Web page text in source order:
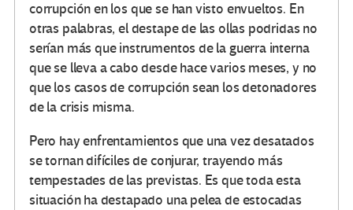
corrupción en los que se han visto envueltos. En
otras palabras, el destape de las ollas podridas no
serían más que instrumentos de la guerra interna
que se lleva a cabo desde hace varios meses, y no
que los casos de corrupción sean los detonadores
de la crisis misma.
Pero hay enfrentamientos que una vez desatados
se tornan difíciles de conjurar, trayendo más
tempestades de las previstas. Es que toda esta
situación ha destapado una pelea de estocadas